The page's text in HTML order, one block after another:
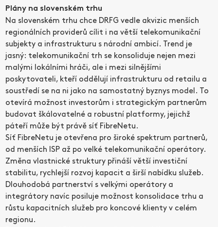
Plány na slovenském trhu
Na slovenském trhu chce DRFG vedle akvizic menších
regionálních providerů cílit i na větší telekomunikační
subjekty a infrastrukturu s národní ambicí. Trend je
jasný: telekomunikační trh se konsoliduje nejen mezi
malými lokálními hráči, ale i mezi silnějšími
poskytovateli, kteří oddělují infrastrukturu od retailu a
soustředí se na ni jako na samostatný byznys model. To
otevírá možnost investorům i strategickým partnerům
budovat škálovatelné a robustní platformy, jejichž
páteří může být právě síť FibreNetu.
Síť FibreNetu je otevřena pro široké spektrum partnerů,
od menších ISP až po velké telekomunikační operátory.
Změna vlastnické struktury přináší větší investiční
stabilitu, rychlejší rozvoj kapacit a širší nabídku služeb.
Dlouhodobá partnerství s velkými operátory a
integrátory navíc posiluje možnost konsolidace trhu a
růstu kapacitních služeb pro koncové klienty v celém
regionu.